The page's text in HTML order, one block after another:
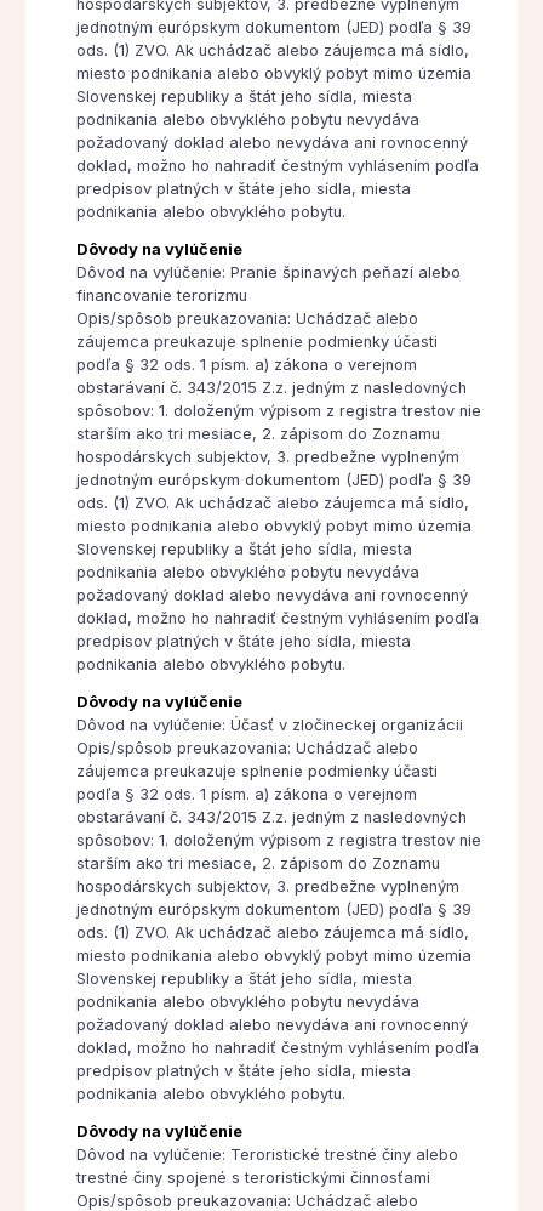
hospodárskych subjektov, 3. predbežne vyplneným
jednotným európskym dokumentom (JED) podľa § 39
ods. (1) ZVO. Ak uchádzač alebo záujemca má sídlo,
miesto podnikania alebo obvyklý pobyt mimo územia
Slovenskej republiky a štát jeho sídla, miesta
podnikania alebo obvyklého pobytu nevydáva
požadovaný doklad alebo nevydáva ani rovnocenný
doklad, možno ho nahradiť čestným vyhlásením podľa
predpisov platných v štáte jeho sídla, miesta
podnikania alebo obvyklého pobytu.
Dôvody na vylúčenie
Dôvod na vylúčenie: Pranie špinavých peňazí alebo
financovanie terorizmu
Opis/spôsob preukazovania: Uchádzač alebo
záujemca preukazuje splnenie podmienky účasti
podľa § 32 ods. 1 písm. a) zákona o verejnom
obstarávaní č. 343/2015 Z.z. jedným z nasledovných
spôsobov: 1. doloženým výpisom z registra trestov nie
starším ako tri mesiace, 2. zápisom do Zoznamu
hospodárskych subjektov, 3. predbežne vyplneným
jednotným európskym dokumentom (JED) podľa § 39
ods. (1) ZVO. Ak uchádzač alebo záujemca má sídlo,
miesto podnikania alebo obvyklý pobyt mimo územia
Slovenskej republiky a štát jeho sídla, miesta
podnikania alebo obvyklého pobytu nevydáva
požadovaný doklad alebo nevydáva ani rovnocenný
doklad, možno ho nahradiť čestným vyhlásením podľa
predpisov platných v štáte jeho sídla, miesta
podnikania alebo obvyklého pobytu.
Dôvody na vylúčenie
Dôvod na vylúčenie: Účasť v zločineckej organizácii
Opis/spôsob preukazovania: Uchádzač alebo
záujemca preukazuje splnenie podmienky účasti
podľa § 32 ods. 1 písm. a) zákona o verejnom
obstarávaní č. 343/2015 Z.z. jedným z nasledovných
spôsobov: 1. doloženým výpisom z registra trestov nie
starším ako tri mesiace, 2. zápisom do Zoznamu
hospodárskych subjektov, 3. predbežne vyplneným
jednotným európskym dokumentom (JED) podľa § 39
ods. (1) ZVO. Ak uchádzač alebo záujemca má sídlo,
miesto podnikania alebo obvyklý pobyt mimo územia
Slovenskej republiky a štát jeho sídla, miesta
podnikania alebo obvyklého pobytu nevydáva
požadovaný doklad alebo nevydáva ani rovnocenný
doklad, možno ho nahradiť čestným vyhlásením podľa
predpisov platných v štáte jeho sídla, miesta
podnikania alebo obvyklého pobytu.
Dôvody na vylúčenie
Dôvod na vylúčenie: Teroristické trestné činy alebo
trestné činy spojené s teroristickými činnosťami
Opis/spôsob preukazovania: Uchádzač alebo